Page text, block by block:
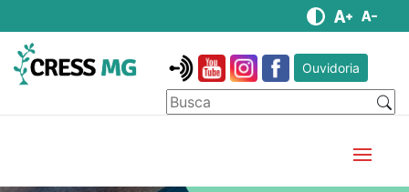
Ouvidoria